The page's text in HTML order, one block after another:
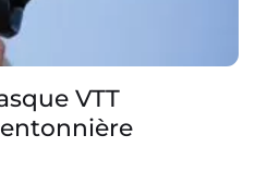
VTT